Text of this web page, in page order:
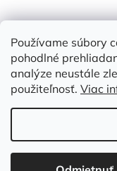
Používame súbory
pohodlné
analýze neustále
použiteľnosť. Viac
Copyright 2026